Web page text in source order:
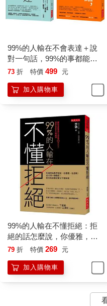
好的，只有真正好的產品才
如果客戶不屑的說：「你們
才格外重視這筆生意，才重
到某一面時，你要讓他看到另
這樣的情景時常發生，不管作
暫時不被別人接受而已。下面
條非常重要的法則，當你再次
‧現在拒絕你，並不代表永遠拒
‧不要害怕被拒絕，有時候這
‧拒絕反映了拒絕者的個性，
（Steven Jobs，蘋果公司的
才，也會看錯人、做錯事。
‧不要先陷入沮喪的情緒，而
會發生什麼呢？
‧當你被拒絕時，不妨用一個
接放棄。
‧即使被拒絕，也要繼續思考
時，事實自然會說話。
用的方案，再進一步陳述你的
‧有時拒絕很可能意味著，這
99%的人輸在不會表達＋說
對一句話，99%的事都能解
決(全二冊套書)
73 折 特價 499 元
加入購物車
99%的人輸在不懂拒絕：拒
絕的話怎麼說，你優雅，他
溫暖；或用一個動作，對方
79 折 特價 269 元
加入購物車